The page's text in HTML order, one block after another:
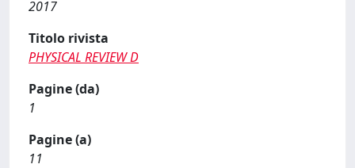
2017
Titolo rivista
PHYSICAL REVIEW D
Pagine (da)
1
Pagine (a)
11